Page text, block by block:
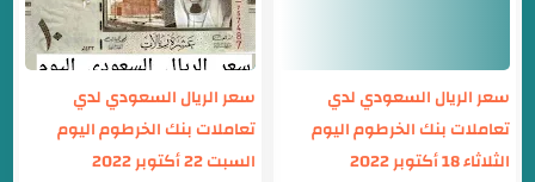
سعر الريال السعودي لدي
تعاملات بنك الخرطوم اليوم
الثلاثاء 18 أكتوبر 2022
سعر الريال السعودي لدي
تعاملات بنك الخرطوم اليوم
السبت 22 أكتوبر 2022